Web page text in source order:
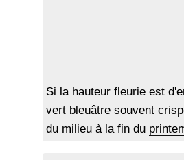
Si la hauteur fleurie est
vert bleuâtre souvent
du milieu à la fin du